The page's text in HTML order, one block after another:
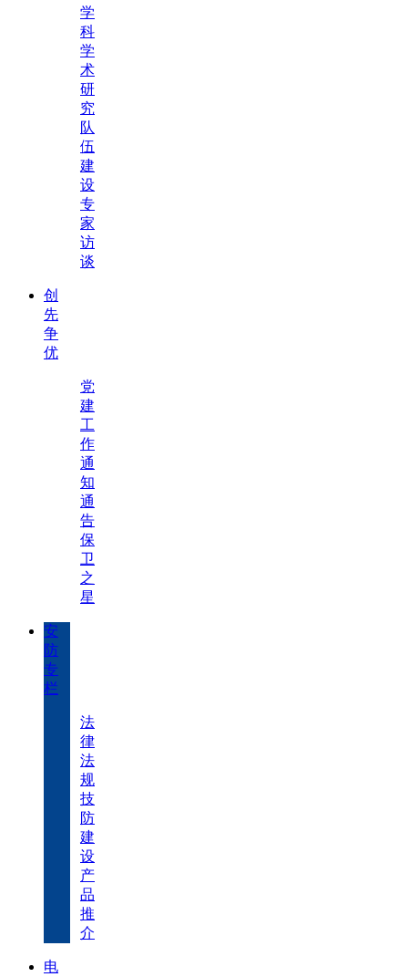
学
科
学
术
研
究
队
伍
建
设
专
家
访
谈
创
先
争
优
党
建
工
作
通
知
通
告
保
卫
之
星
安
防
专
栏
法
律
法
规
技
防
建
设
产
品
推
介
电